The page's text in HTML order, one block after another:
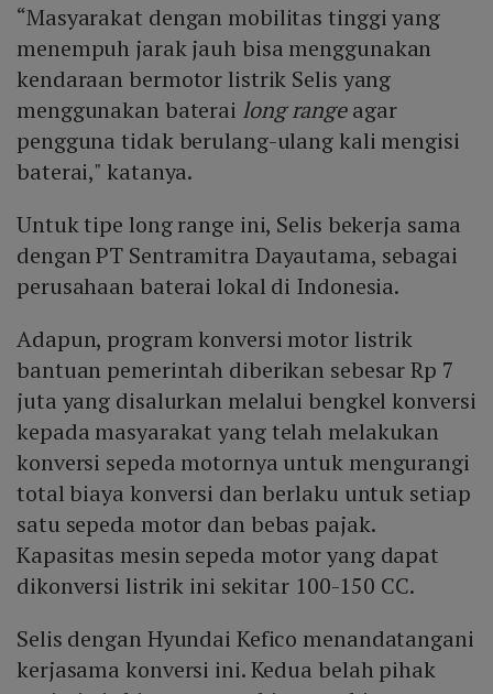
“Masyarakat dengan mobilitas tinggi yang
menempuh jarak jauh bisa menggunakan
kendaraan bermotor listrik Selis yang
menggunakan baterai long rangeagar
pengguna tidak berulang-ulang kali mengisi
baterai," katanya.
Untuk tipe long range ini, Selis bekerja sama
dengan PT Sentramitra Dayautama, sebagai
perusahaan baterai lokal di Indonesia.
Adapun, program konversi motor listrik
bantuan pemerintah diberikan sebesar Rp 7
juta yang disalurkan melalui bengkel konversi
kepada masyarakat yang telah melakukan
konversi sepeda motornya untuk mengurangi
total biaya konversi dan berlaku untuk setiap
satu sepeda motor dan bebas pajak.
Kapasitas mesin sepeda motor yang dapat
dikonversi listrik ini sekitar 100-150 CC.
Selis dengan Hyundai Kefico menandatangani
kerjasama konversi ini. Kedua belah pihak